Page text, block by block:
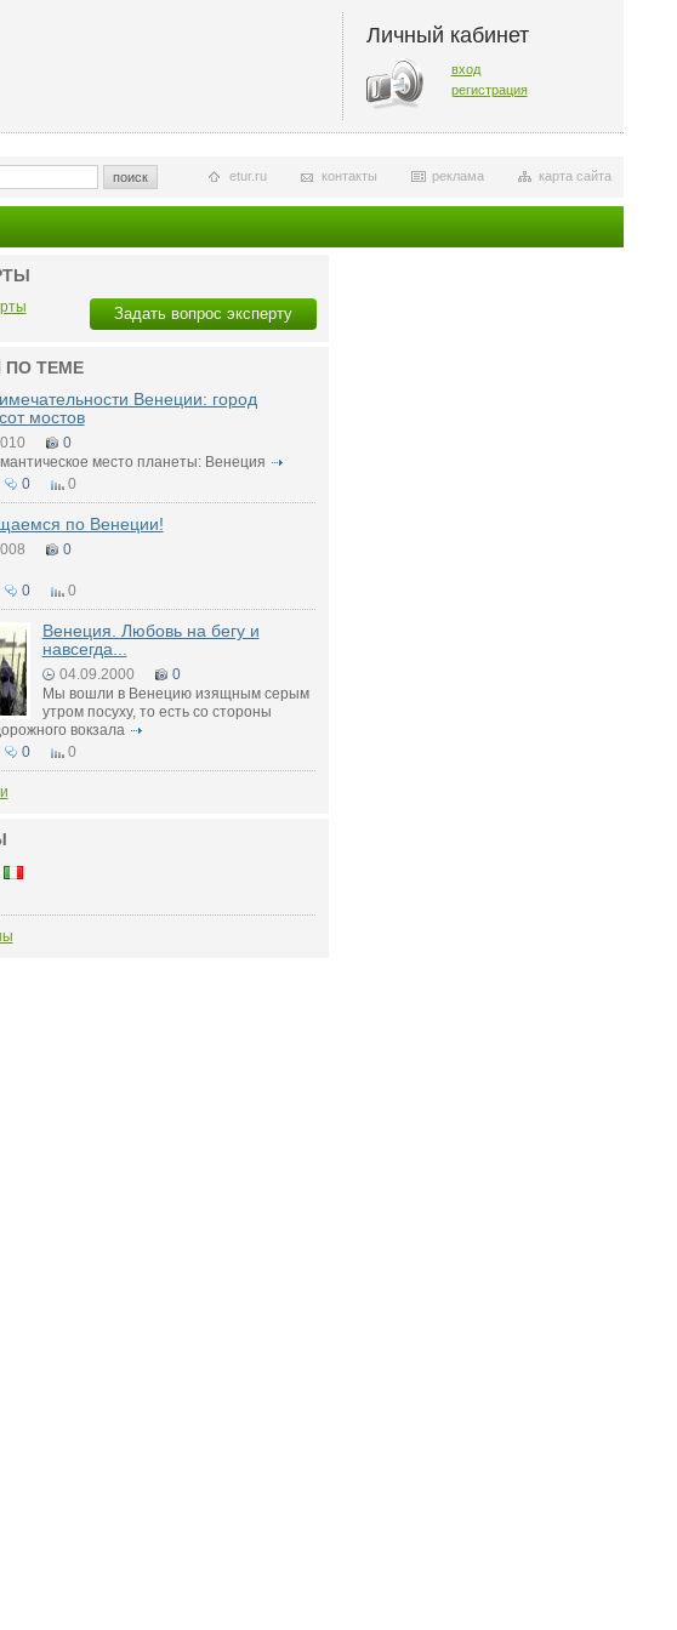
Личный кабинет
вход
регистрация
поиск карта сайта
реклама
контакты
etur.ru
Задать вопрос эксперту
ПО ТЕМЕ
Венеции: город
мостов
0
место планеты: Венеция
0 0
по Венеции!
0
0 0
Венеция. Любовь на бегу и
навсегда...
04.09.2000
0
Мы вошли в Венецию изящным серым
утром посуху, то есть со стороны
вокзала
0 0